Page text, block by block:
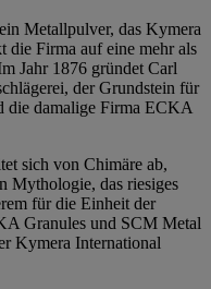
Metallpulver, das Kymera
die Firma auf eine mehr als
Jahr 1876 gründet Carl
der Grundstein für
die damalige Firma ECKA
sich von Chimäre ab,
Mythologie, das riesiges
für die Einheit der
Granules und SCM Metal
Kymera International